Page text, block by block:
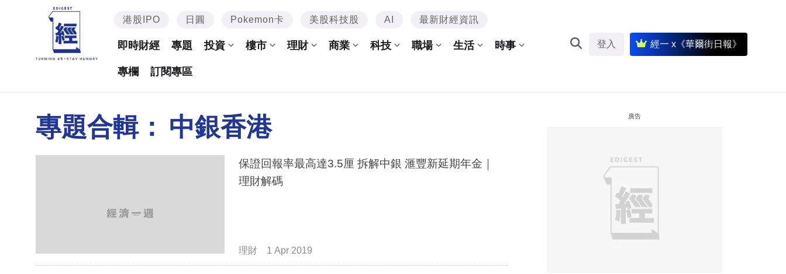
港股IPO 日圓 Pokemon卡 美股科技股 AI 最新財經資訊
即時財經 專題 投資 樓市 理財 商業 科技 職場 生活 時事
專欄 訂閱專區
登入 經一 x《華爾街日報》
專題合輯： 中銀香港
保證回報率最高達3.5厘 拆解中銀 滙豐新延期年金｜
理財解碼
理財 1 Apr 2019
廣告